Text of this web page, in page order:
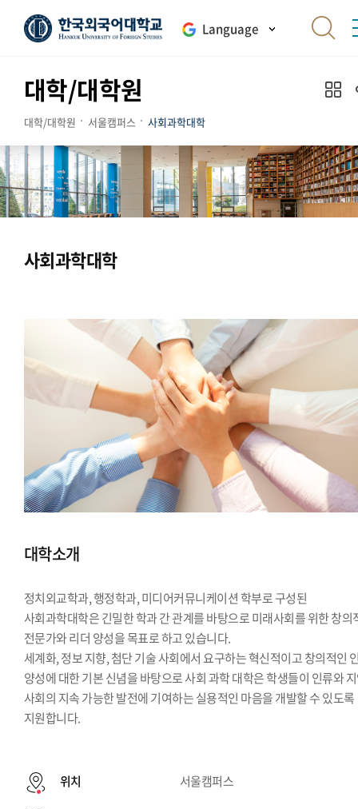
Language
대학/대학원
대학/대학원 서울캠퍼스 사회과학대학
사회과학대학
대학소개
정치외교학과, 행정학과, 미디어커뮤니케이션 학부로 구성된
사회과학대학은 긴밀한 학과 간 관계를 바탕으로 미래사회를 위한 창의
전문가와 리더 양성을 목표로 하고 있습니다.
세계화, 정보 지향, 첨단 기술 사회에서 요구하는 혁신적이고 창의적인
양성에 대한 기본 신념을 바탕으로 사회 과학 대학은 학생들이 인류와
사회의 지속 가능한 발전에 기여하는 실용적인 마음을 개발할 수 있도록
지원합니다.
위치 서울캠퍼스